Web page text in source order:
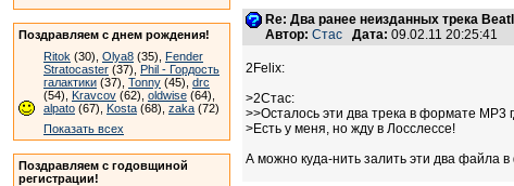
Поздравляем с днем рождения!
Ritok (30), Olya8 (35), Fender
Stratocaster (37), Phil - Гордость
галактики (37), Tonny (45), drc
(54), Kravcov (62), oldwise (64),
alpato (67), Kosta (68), zaka (72)
Показать всех
Поздравляем с годовщиной
регистрации!
Re: Два ранее неизданных трека
Автор: Стас Дата: 09.02.11 20:25:41
2Felix:
>2Стас:
>>Осталось эти два трека в формате МР3
>Есть у меня, но жду в Лосслессе!
А можно куда-нить залить эти два файла